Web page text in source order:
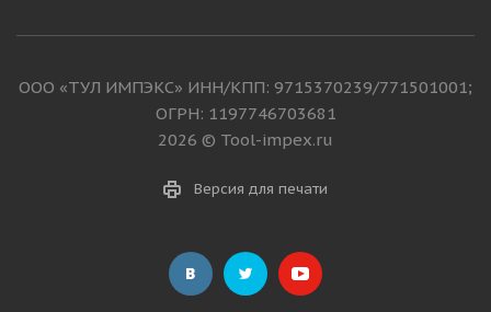
ООО «ТУЛ ИМПЭКС» ИНН/КПП: 9715370239/771501001;
ОГРН: 1197746703681
2026 © Tool-impex.ru
Версия для печати